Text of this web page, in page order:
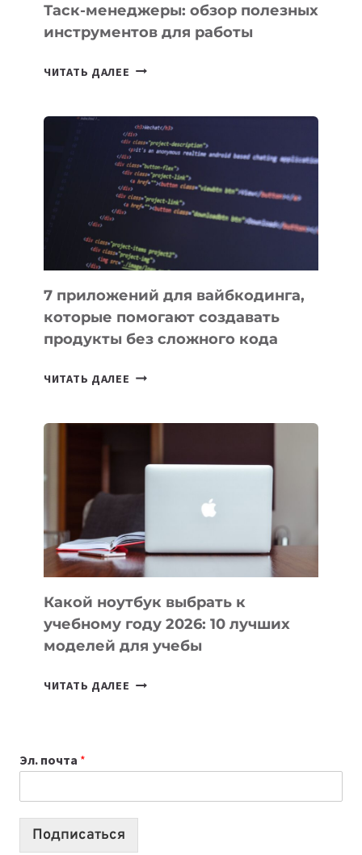
Таск-менеджеры: обзор полезных
инструментов для работы
ЧИТАТЬ ДАЛЕЕ ТАСК-
ПОЛЕЗНЫХ
ИНСТРУМЕНТОВ
ДЛЯ
РАБОТЫ
7 приложений для вайбкодинга,
которые помогают создавать
продукты без сложного кода
ЧИТАТЬ ДАЛЕЕ 7
ПОМОГАЮТ
СОЗДАВАТЬ
БЕЗ
СЛОЖНОГО
КОДА
Какой ноутбук выбрать к
учебному году 2026: 10 лучших
моделей для учебы
ЧИТАТЬ ДАЛЕЕ КАКОЙ
2026:
10
Эл. почта *
Подписаться